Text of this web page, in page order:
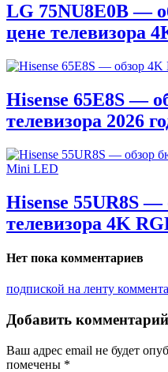
LG 75NU8E0B —
цене телевизора
Hisense 65E8S —
телевизора 2026
Hisense 55UR8S —
телевизора 4K
Нет пока комментариев
подпиской на ленту
Добавить комментарий
Ваш адрес email не будет
помечены *